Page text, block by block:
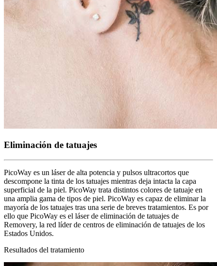
Eliminación de tatuajes
PicoWay es un láser de alta potencia y pulsos ultracortos que
descompone la tinta de los tatuajes mientras deja intacta la capa
superficial de la piel. PicoWay trata distintos colores de tatuaje en
una amplia gama de tipos de piel. PicoWay es capaz de eliminar la
mayoría de los tatuajes tras una serie de breves tratamientos. Es por
ello que PicoWay es el láser de eliminación de tatuajes de
Removery, la red líder de centros de eliminación de tatuajes de los
Estados Unidos.
Resultados del tratamiento